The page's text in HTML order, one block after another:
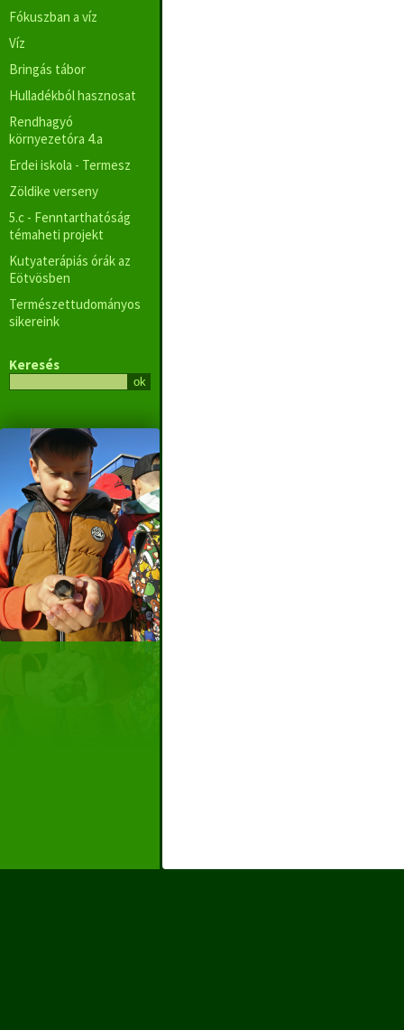
Fókuszban a víz
Víz
Bringás tábor
Hulladékból hasznosat
Rendhagyó
környezetóra 4.a
Erdei iskola - Termesz
Zöldike verseny
5.c - Fenntarthatóság
témaheti projekt
Kutyaterápiás órák az
Eötvösben
Természettudományos
sikereink
Keresés